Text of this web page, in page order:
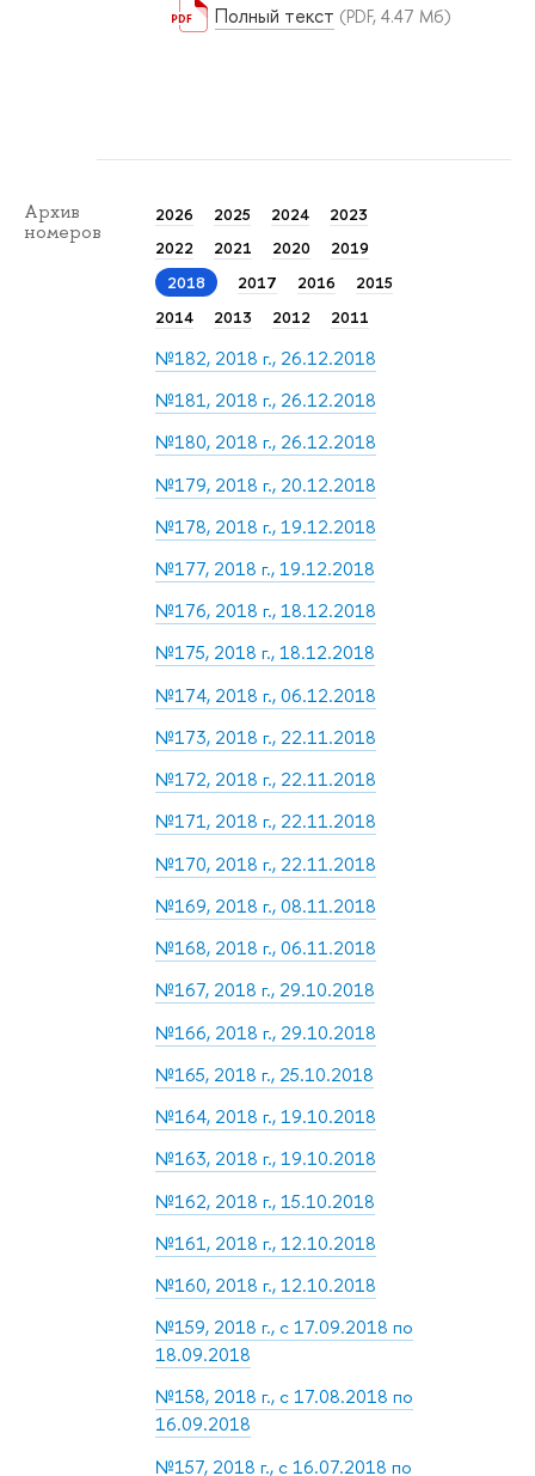
Полный текст (PDF, 4.47 Мб)
Архив
номеров
2026 2025 2024
2023
2022
2021 2020
2019
2018
2017 2016
2015
2014
2013 2012 2011
№182, 2018 г., 26.12.2018
№181, 2018 г., 26.12.2018
№180, 2018 г., 26.12.2018
№179, 2018 г., 20.12.2018
№178, 2018 г., 19.12.2018
№177, 2018 г., 19.12.2018
№176, 2018 г., 18.12.2018
№175, 2018 г., 18.12.2018
№174, 2018 г., 06.12.2018
№173, 2018 г., 22.11.2018
№172, 2018 г., 22.11.2018
№171, 2018 г., 22.11.2018
№170, 2018 г., 22.11.2018
№169, 2018 г., 08.11.2018
№168, 2018 г., 06.11.2018
№167, 2018 г., 29.10.2018
№166, 2018 г., 29.10.2018
№165, 2018 г., 25.10.2018
№164, 2018 г., 19.10.2018
№163, 2018 г., 19.10.2018
№162, 2018 г., 15.10.2018
№161, 2018 г., 12.10.2018
№160, 2018 г., 12.10.2018
№159, 2018 г., с 17.09.2018 по
18.09.2018
№158, 2018 г., с 17.08.2018 по
16.09.2018
№157, 2018 г., с 16.07.2018 по